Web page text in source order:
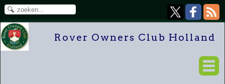
Rover Owners Club Holland